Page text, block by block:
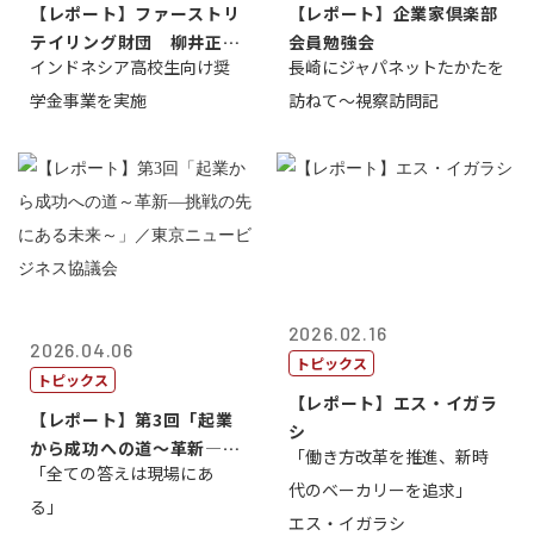
【レポート】ファーストリ
テイリング財団 柳井正
理事長
インドネシア高校生向け奨
学金事業を実施
【レポート】企業家倶楽部
会員勉強会
長崎にジャパネットたかたを
訪ねて～視察訪問記
2026.04.06
トピックス
【レポート】第3回「起業
から成功への道～革新―挑
戦の先にある...
「全ての答えは現場にあ
る」
2026.02.16
トピックス
【レポート】エス・イガラ
シ
「働き方改革を推進、新時
代のベーカリーを追求」
エス・イガラシ